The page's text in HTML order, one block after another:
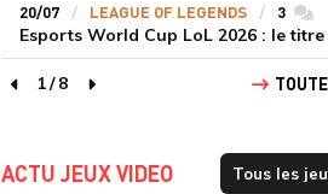
20/07 LEAGUE OF LEGENDS 3
Esports World Cup LoL 2026 : le
page précédente
1/8
page suivante
ACTU JEUX VIDEO